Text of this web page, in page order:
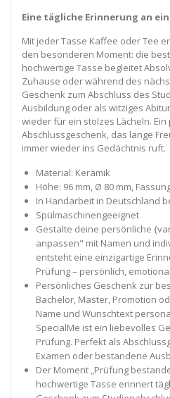
Eine tägliche Erinnerung an
Mit jeder Tasse Kaffee oder Tee
den besonderen Moment: die
hochwertige Tasse begleitet
Zuhause oder während des
Geschenk zum Abschluss des
Ausbildung oder als witziges
wieder für ein stolzes Lächeln.
Abschlussgeschenk, das lange
immer wieder ins Gedächtnis ruft.
Material: Keramik
Höhe: 96 mm, Ø 80 mm,
In Handarbeit in Deutschland
Spülmaschinengeeignet
Gestalte deine persönliche
anpassen" mit Namen und
entsteht eine einzigartige
Prüfung – persönlich,
Persönliches Geschenk zur
Bachelor, Master, Promotion
Name und Wunschtext
SpecialMe ist ein liebevolles
Prüfung. Perfekt als
Examen oder bestandene
Der Moment „Prüfung
hochwertige Tasse erinnert